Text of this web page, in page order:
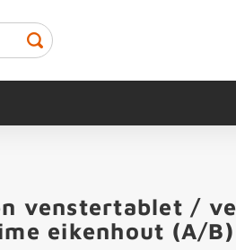
venstertablet /
eikenhout (A/